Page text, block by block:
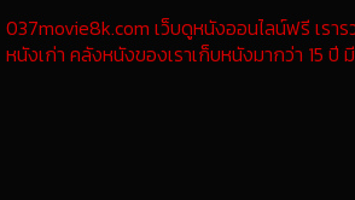
037movie8k.com เว็บดูหนังออนไลน์ฟรี เรา
หนังเก่า คลังหนังของเราเก็บหนังมากว่า 15